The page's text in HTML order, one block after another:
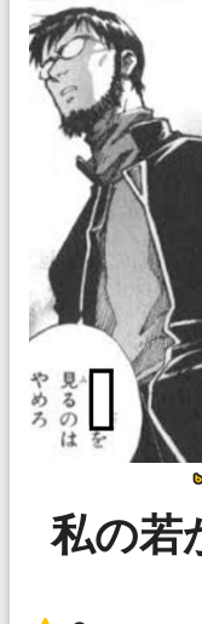
私の若